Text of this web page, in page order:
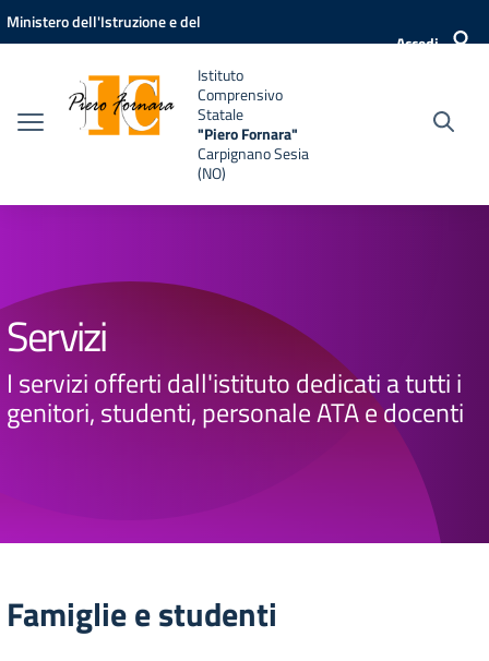
Vai ai contenuti
Vai al menu di navigazione
Vai al footer
Ministero dell'Istruzione e del
Accedi
Istituto
Comprensivo
Statale
"Piero Fornara"
Carpignano Sesia
(NO)
Servizi
I servizi offerti dall'istituto dedicati a tutti i
genitori, studenti, personale ATA e docenti
Famiglie e studenti